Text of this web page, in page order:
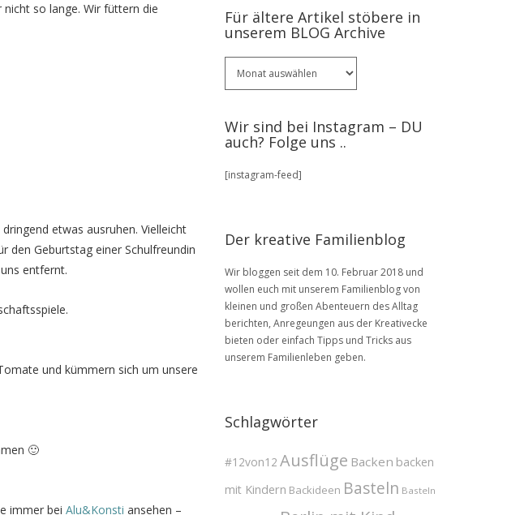
so lange. Wir füttern die
etwas ausruhen. Vielleicht
den Geburtstag einer Schulfreundin
entfernt.
und kümmern sich um unsere
🙂
immer bei Alu&Konsti ansehen –
Für ältere Artikel stöbere in
unserem BLOG Archive
ältere
in
unserem
Archive
Wir sind bei Instagram – DU
auch? Folge uns ..
[instagram-feed]
Der kreative Familienblog
Wir bloggen seit dem 10. Februar 2018 und
wollen euch mit unserem Familienblog von
kleinen und großen Abenteuern des Alltag
berichten, Anregeungen aus der Kreativecke
bieten oder einfach Tipps und Tricks aus
unserem Familienleben geben.
Schlagwörter
#12von12 Ausflüge Backen backen
mit Kindern Backideen Basteln Basteln